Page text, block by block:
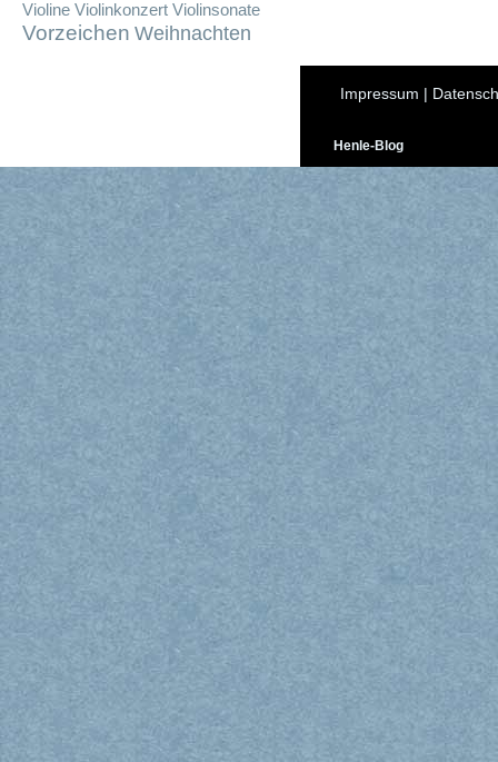
Violine Violinkonzert Violinsonate
Vorzeichen Weihnachten
Impressum |
Henle-Blog